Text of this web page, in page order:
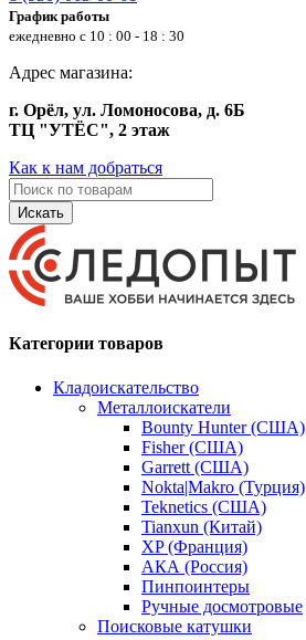
График работы
ежедневно с 10 : 00 - 18 : 30
Адрес магазина:
г. Орёл, ул. Ломоносова, д. 6Б
ТЦ "УТЁС", 2 этаж
Как к нам добраться
Искать
Категории товаров
Кладоискательство
Металлоискатели
Bounty Hunter (США)
Fisher (США)
Garrett (США)
Nokta|Makro (Турция)
Teknetics (США)
Tianxun (Китай)
XP (Франция)
АКА (Россия)
Пинпоинтеры
Ручные досмотровые
Поисковые катушки